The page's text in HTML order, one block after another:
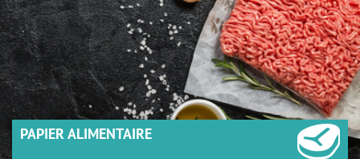
PAPIER ALIMENTAIRE